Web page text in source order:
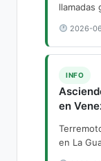
llamadas
2026-
INFO
en
en La